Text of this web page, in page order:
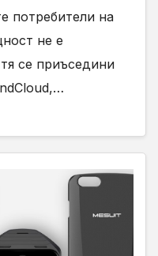
потребители на
не е
се приъседини